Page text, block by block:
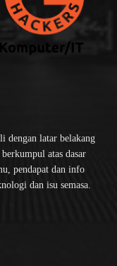
dengan latar belakang
atas dasar
pendapat dan info
dan isu semasa.